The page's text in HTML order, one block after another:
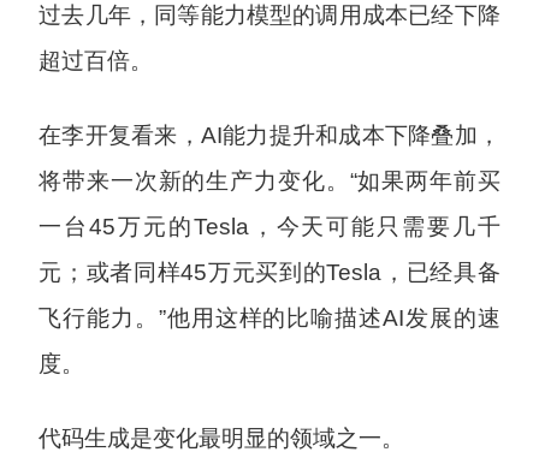
过去几年，同等能力模型的调用成本已经下降
超过百倍。
在李开复看来，AI能力提升和成本下降叠加，
将带来一次新的生产力变化。“如果两年前买
一台45万元的Tesla，今天可能只需要几千
元；或者同样45万元买到的Tesla，已经具备
飞行能力。”他用这样的比喻描述AI发展的速
度。
代码生成是变化最明显的领域之一。